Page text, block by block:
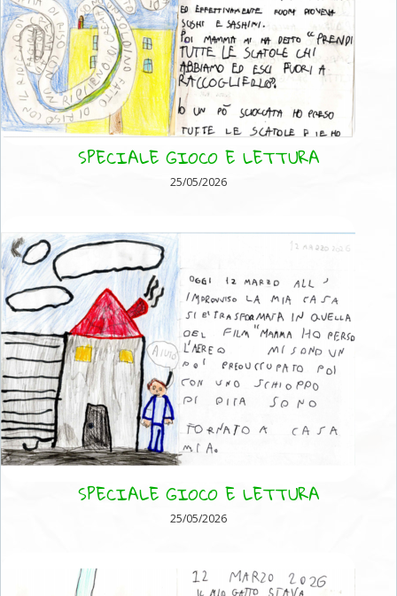
SPECIALE GIOCO E LETTURA
25/05/2026
SPECIALE GIOCO E LETTURA
25/05/2026